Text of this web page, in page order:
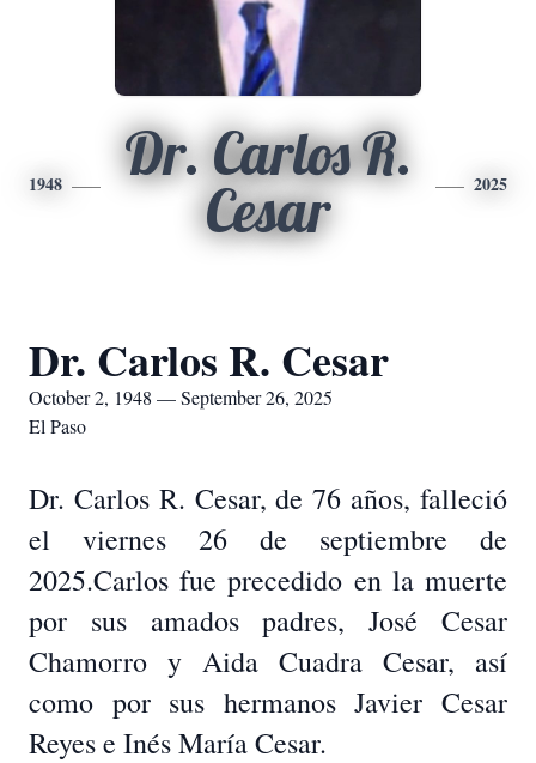
1948
Dr. Carlos R.
Cesar
2025
Dr. Carlos R. Cesar
October 2, 1948 — September 26, 2025
El Paso
Dr. Carlos R. Cesar, de 76 años, falleció
el viernes 26 de septiembre de
2025.Carlos fue precedido en la muerte
por sus amados padres, José Cesar
Chamorro y Aida Cuadra Cesar, así
como por sus hermanos Javier Cesar
Reyes e Inés María Cesar.